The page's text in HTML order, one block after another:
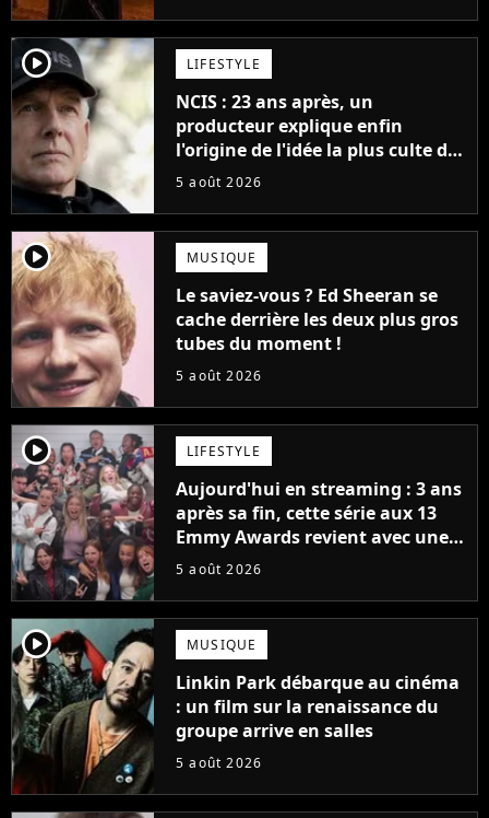
player2 LIFESTYLE
NCIS : 23 ans après, un
producteur explique enfin
l'origine de l'idée la plus culte de
la série (et on ne parle pas du
5 août 2026
player2 MUSIQUE
Le saviez-vous ? Ed Sheeran se
cache derrière les deux plus gros
tubes du moment !
5 août 2026
player2 LIFESTYLE
Aujourd'hui en streaming : 3 ans
après sa fin, cette série aux 13
Emmy Awards revient avec une
suite... totalement différente
5 août 2026
player2 MUSIQUE
Linkin Park débarque au cinéma
: un film sur la renaissance du
groupe arrive en salles
5 août 2026